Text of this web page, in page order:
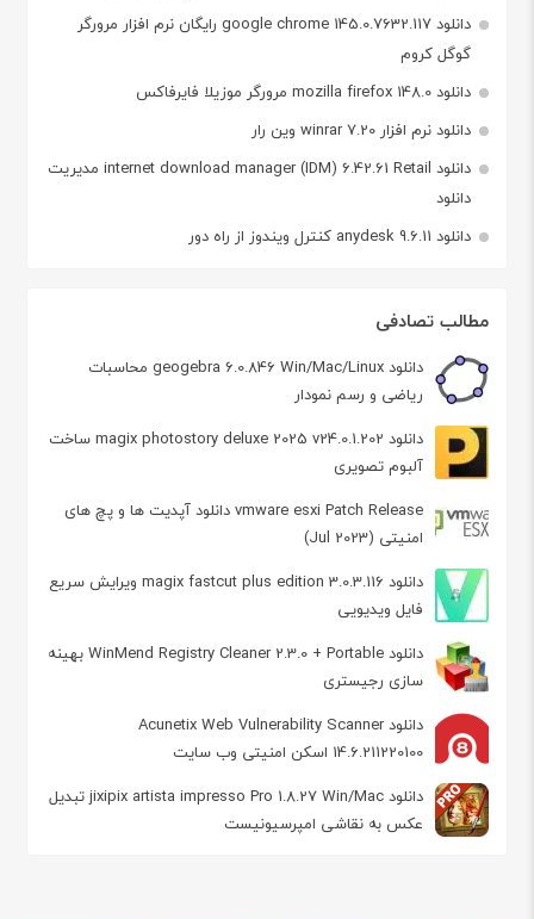
دانلود google chrome 145.0.7632.117 رایگان نرم افزار مرورگر
گوگل کروم
دانلود mozilla firefox 148.0 مرورگر موزیلا فایرفاکس
دانلود نرم افزار winrar 7.20 وین رار
دانلود internet download manager (IDM) 6.42.61 Retail مدیریت
دانلود
دانلود anydesk 9.6.11 کنترل ویندوز از راه دور
مطالب تصادفی
دانلود geogebra 6.0.846 Win/Mac/Linux محاسبات
ریاضی و رسم نمودار
دانلود magix photostory deluxe 2025 v24.0.1.202 ساخت
آلبوم تصویری
vmware esxi Patch Release دانلود آپدیت ها و پچ های
امنیتی (Jul 2023)
دانلود magix fastcut plus edition 3.0.3.116 ویرایش سریع
فایل ویدیویی
دانلود WinMend Registry Cleaner 2.3.0 + Portable بهینه
سازی رجیستری
دانلود Acunetix Web Vulnerability Scanner
14.6.211220100 اسکن امنیتی وب سایت
دانلود jixipix artista impresso Pro 1.8.27 Win/Mac تبدیل
عکس به نقاشی امپرسیونیست